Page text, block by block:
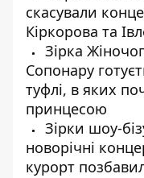
скасували
Кіркорова та
Зірка
Сопонару
туфлі, в яких
принцесою
Зірки шоу-
новорічні
курорт